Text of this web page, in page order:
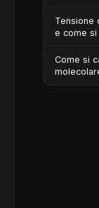
Tensione
e come si
Come si